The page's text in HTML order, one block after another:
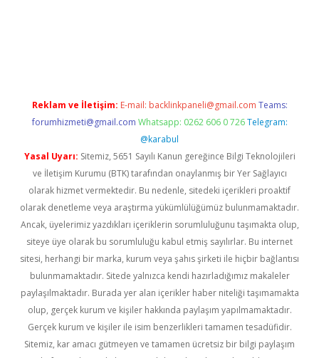
Reklam ve İletişim: E-mail: backlinkpaneli@gmail.com Teams:
forumhizmeti@gmail.com Whatsapp: 0262 606 0 726 Telegram:
@karabul
Yasal Uyarı: Sitemiz, 5651 Sayılı Kanun gereğince Bilgi Teknolojileri
ve İletişim Kurumu (BTK) tarafından onaylanmış bir Yer Sağlayıcı
olarak hizmet vermektedir. Bu nedenle, sitedeki içerikleri proaktif
olarak denetleme veya araştırma yükümlülüğümüz bulunmamaktadır.
Ancak, üyelerimiz yazdıkları içeriklerin sorumluluğunu taşımakta olup,
siteye üye olarak bu sorumluluğu kabul etmiş sayılırlar. Bu internet
sitesi, herhangi bir marka, kurum veya şahıs şirketi ile hiçbir bağlantısı
bulunmamaktadır. Sitede yalnızca kendi hazırladığımız makaleler
paylaşılmaktadır. Burada yer alan içerikler haber niteliği taşımamakta
olup, gerçek kurum ve kişiler hakkında paylaşım yapılmamaktadır.
Gerçek kurum ve kişiler ile isim benzerlikleri tamamen tesadüfidir.
Sitemiz, kar amacı gütmeyen ve tamamen ücretsiz bir bilgi paylaşım